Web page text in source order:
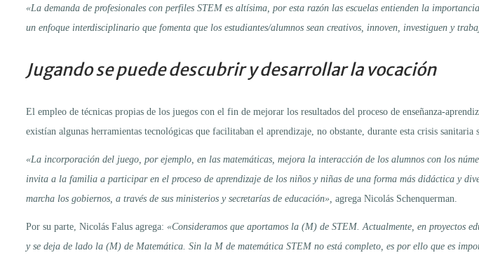
«La demanda de profesionales con perfiles STEM es altísima, por esta razón las escuelas entienden la
un enfoque interdisciplinario que fomenta que los estudiantes/alumnos sean creativos, innoven, investiguen y
Jugando se puede descubrir y desarrollar la vocación
El empleo de técnicas propias de los juegos con el fin de mejorar los resultados del proceso de enseñanza-
existían algunas herramientas tecnológicas que facilitaban el aprendizaje, no obstante, durante esta crisis
«La incorporación del juego, por ejemplo, en las matemáticas, mejora la interacción de los alumnos con los
invita a la familia a participar en el proceso de aprendizaje de los niños y niñas de una forma más didáctica y
marcha los gobiernos, a través de sus ministerios y secretarías de educación», agrega Nicolás Schenquerman.
Por su parte, Nicolás Falus agrega: «Consideramos que aportamos la (M) de STEM. Actualmente, en proyectos
y se deja de lado la (M) de Matemática. Sin la M de matemática STEM no está completo, es por ello que es